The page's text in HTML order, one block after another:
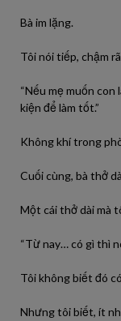
Bà im lặng.
Tôi nói tiếp, chậm
“Nếu mẹ muốn
kiện để làm tốt.”
Không khí trong
Cuối cùng, bà thở
Một cái thở dài mà
“Từ nay… có gì thì
Tôi không biết đó
Nhưng tôi biết, ít